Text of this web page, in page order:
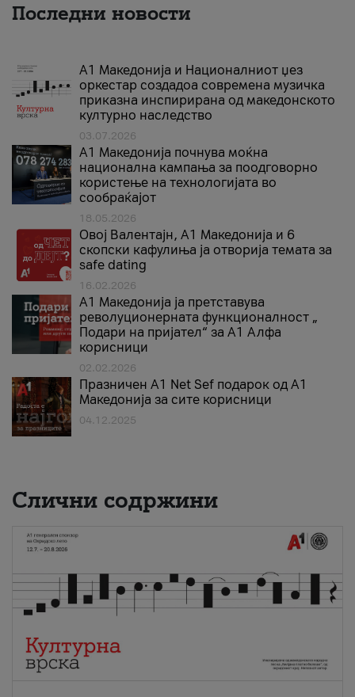
Последни новости
А1 Македонија и Националниот џез
оркестар создадоа современа музичка
приказна инспирирана од македонското
културно наследство
03.07.2026
A1 Македонија почнува моќна
национална кампања за поодговорно
користење на технологијата во
сообраќајот
18.05.2026
Овој Валентајн, A1 Македонија и 6
скопски кафулиња ја отворија темата за
safe dating
16.02.2026
А1 Македонија ја претставува
револуционерната функционалност „
Подари на пријател“ за А1 Алфа
корисници
02.02.2026
Празничен A1 Net Sеf подарок од А1
Македонија за сите корисници
04.12.2025
Слични содржини